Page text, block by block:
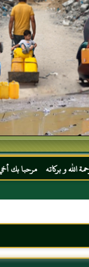
مرحبا بك أخي الكريم